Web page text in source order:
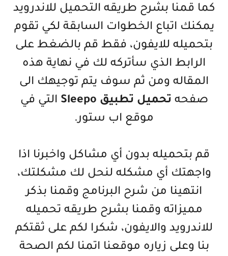
كما قمنا بشرح طريقه التحميل للاندرويد
يمكنك اتباع الخطوات السابقة لكي تقوم
بتحميله للايفون، فقط قم بالضغط على
الرابط الذي سأتركه لك في نهاية هذه
المقاله ومن ثم سوف يتم توجيهك الى
صفحه تحميل تطبيق Sleepo
التي في
موقع اب ستور.
قم بتحميله بدون أي مشاكل واخبرنا اذا
واجهتك أي مشكله لنحل لك مشكلتك،
انتهينا من شرح البرنامج وقمنا بذكر
مميزاته وقمنا بشرح طريقه تحميله
للاندرويد والايفون، شكرا لكم على ثقتكم
بنا وعلى زياره موقعنا اتمنا لكم الصحة